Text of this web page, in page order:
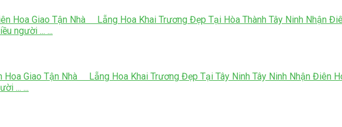
Hoa Giao Tận Nhà Lẵng Hoa Khai Trương Đẹp Tại Hòa Thành Tây Ninh Nhận
người ... ...
Hoa Giao Tận Nhà Lẵng Hoa Khai Trương Đẹp Tại Tây Ninh Tây Ninh Nhận Điên
... ...